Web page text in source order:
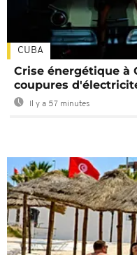
CUBA
Crise énergétique à
coupures
Il y a 57 minutes